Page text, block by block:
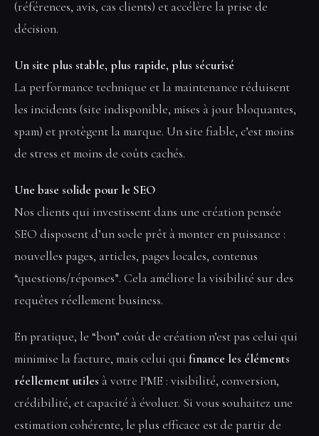
(références, avis, cas clients) et accélère la prise de
décision.
Un site plus stable, plus rapide, plus sécurisé
La performance technique et la maintenance réduisent
les incidents (site indisponible, mises à jour bloquantes,
spam) et protègent la marque. Un site fiable, c’est moins
de stress et moins de coûts cachés.
Une base solide pour le SEO
Nos clients qui investissent dans une création pensée
SEO disposent d’un socle prêt à monter en puissance :
nouvelles pages, articles, pages locales, contenus
“questions/réponses”. Cela améliore la visibilité sur des
requêtes réellement business.
En pratique, le “bon” coût de création n’est pas celui qui
minimise la facture, mais celui qui finance les éléments
réellement utiles à votre PME : visibilité, conversion,
crédibilité, et capacité à évoluer. Si vous souhaitez une
estimation cohérente, le plus efficace est de partir de